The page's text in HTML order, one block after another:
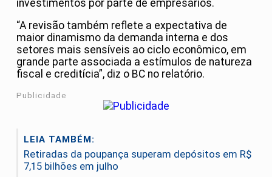
investimentos por parte de empresários.
“A revisão também reflete a expectativa de
maior dinamismo da demanda interna e dos
setores mais sensíveis ao ciclo econômico, em
grande parte associada a estímulos de natureza
fiscal e creditícia”, diz o BC no relatório.
Publicidade
LEIA TAMBÉM:
Retiradas da poupança superam depósitos em R$
7,15 bilhões em julho